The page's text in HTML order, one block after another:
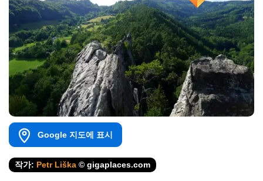
Google 지도에 표시
작가: Petr Liška © gigaplaces.com